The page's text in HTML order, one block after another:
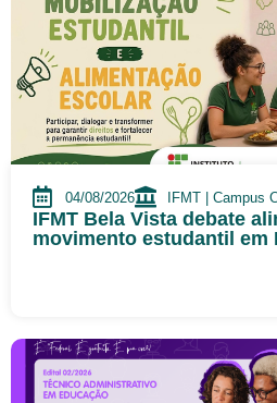
04/08/2026 IFMT | Campus
IFMT Bela Vista debate
movimento estudantil em